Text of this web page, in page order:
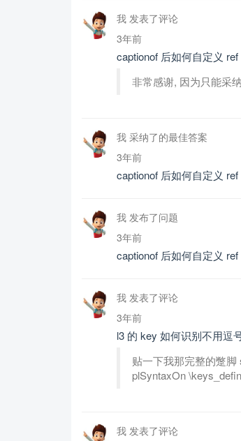
我 发表了评论
3年前
captionof 后如何自定义
非常感谢, 因为只能采
我 采纳了的最佳答案
3年前
captionof 后如何自定义
我 发布了问题
3年前
captionof 后如何自定义
我 发表了评论
3年前
l3 的 key 如何识别不用逗
贴一下我那完整的蹩
plSyntaxOn
我 发表了评论